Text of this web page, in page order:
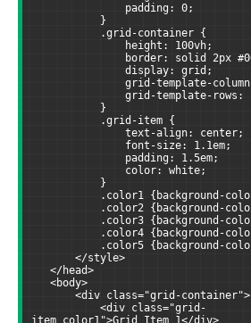
padding: 0;
}
.grid-container {
height: 100vh;
border: solid 2px
display: grid;
grid-template-columns:
grid-template-rows: 1fr
}
.grid-item {
text-align: center;
font-size: 1.1em;
padding: 1.5em;
color: white;
}
.color1 {background-color:
.color2 {background-color:
.color3 {background-color:
.color4 {background-color:
.color5 {background-color:
</style>
</head>
<body>
<div class="grid-container">
<div class="grid-
item color1">Grid Item 1</div>